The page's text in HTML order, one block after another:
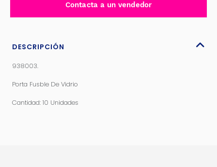
Contacta a un vendedor
DESCRIPCIÓN
938003.
Porta Fusble De Vidrio
Cantidad: 10 Unidades